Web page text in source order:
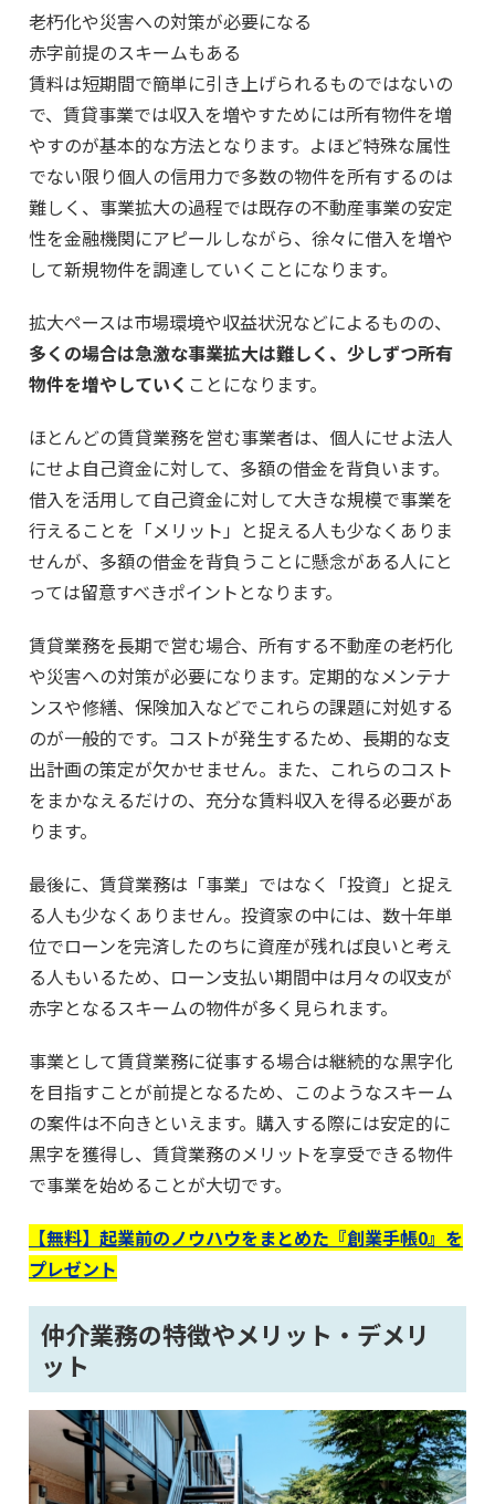
老朽化や災害への対策が必要になる
赤字前提のスキームもある
賃料は短期間で簡単に引き上げられるものではないの
で、賃貸事業では収入を増やすためには所有物件を増
やすのが基本的な方法となります。よほど特殊な属性
でない限り個人の信用力で多数の物件を所有するのは
難しく、事業拡大の過程では既存の不動産事業の安定
性を金融機関にアピールしながら、徐々に借入を増や
して新規物件を調達していくことになります。
拡大ペースは市場環境や収益状況などによるものの、
多くの場合は急激な事業拡大は難しく、少しずつ所有
物件を増やしていく ことになります。
ほとんどの賃貸業務を営む事業者は、個人にせよ法人
にせよ自己資金に対して、多額の借金を背負います。
借入を活用して自己資金に対して大きな規模で事業を
行えることを「メリット」と捉える人も少なくありま
せんが、多額の借金を背負うことに懸念がある人にと
っては留意すべきポイントとなります。
賃貸業務を長期で営む場合、所有する不動産の老朽化
や災害への対策が必要になります。定期的なメンテナ
ンスや修繕、保険加入などでこれらの課題に対処する
のが一般的です。コストが発生するため、長期的な支
出計画の策定が欠かせません。また、これらのコスト
をまかなえるだけの、充分な賃料収入を得る必要があ
ります。
最後に、賃貸業務は「事業」ではなく「投資」と捉え
る人も少なくありません。投資家の中には、数十年単
位でローンを完済したのちに資産が残れば良いと考え
る人もいるため、ローン支払い期間中は月々の収支が
赤字となるスキームの物件が多く見られます。
事業として賃貸業務に従事する場合は継続的な黒字化
を目指すことが前提となるため、このようなスキーム
の案件は不向きといえます。購入する際には安定的に
黒字を獲得し、賃貸業務のメリットを享受できる物件
で事業を始めることが大切です。
【無料】起業前のノウハウをまとめた『創業手帳0』を
プレゼント
仲介業務の特徴やメリット・デメリ
ット